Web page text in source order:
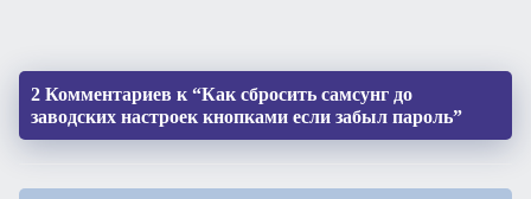
2 Комментариев к “Как сбросить самсунг до
заводских настроек кнопками если забыл пароль”